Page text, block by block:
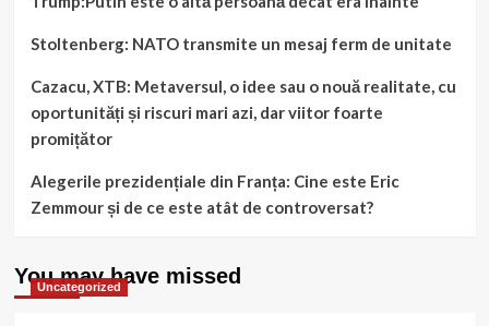
Stoltenberg: NATO transmite un mesaj ferm de unitate
Cazacu, XTB: Metaversul, o idee sau o nouă realitate, cu
oportunități și riscuri mari azi, dar viitor foarte
promițător
Alegerile prezidențiale din Franța: Cine este Eric
Zemmour și de ce este atât de controversat?
You may have missed
Uncategorized